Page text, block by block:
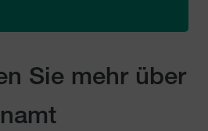
Sie mehr über